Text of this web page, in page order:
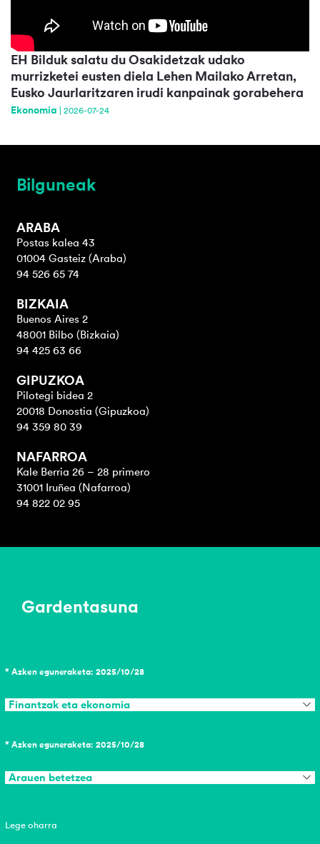
EH Bilduk salatu du Osakidetzak udako
murrizketei eusten diela Lehen Mailako Arretan,
Eusko Jaurlaritzaren irudi kanpainak gorabehera
Ekonomia 2026-07-24
Bilguneak
ARABA
Postas kalea 43
01004 Gasteiz (Araba)
94 526 65 74
BIZKAIA
Buenos Aires 2
48001 Bilbo (Bizkaia)
94 425 63 66
GIPUZKOA
Pilotegi bidea 2
20018 Donostia (Gipuzkoa)
94 359 80 39
NAFARROA
Kale Berria 26 – 28 primero
31001 Iruñea (Nafarroa)
94 822 02 95
Gardentasuna
* Azken eguneraketa: 2025/10/28
Finantzak eta ekonomia
* Azken eguneraketa: 2025/10/28
Arauen betetzea
Lege oharra